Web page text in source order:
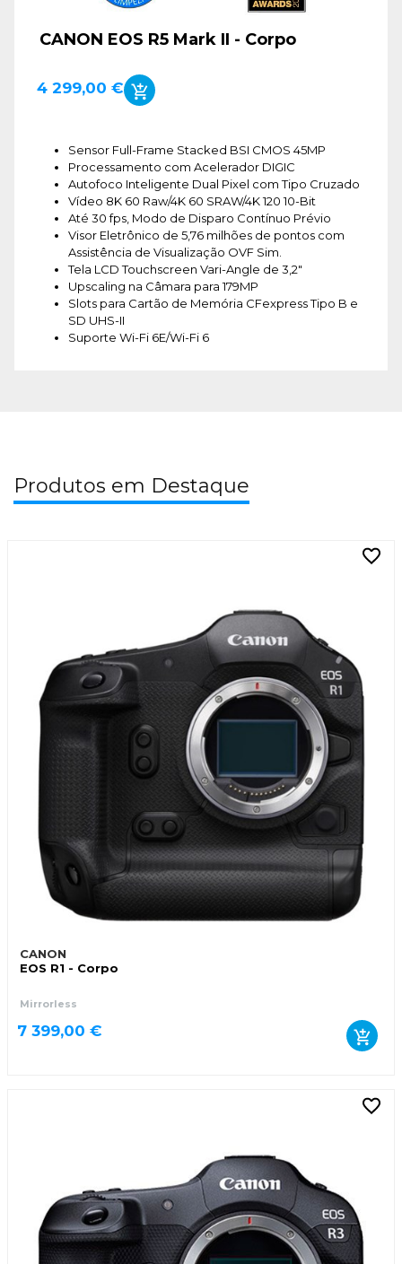
CANON EOS R5 Mark II - Corpo
4 299,00 €
Sensor Full-Frame Stacked BSI CMOS 45MP
Processamento com Acelerador DIGIC
Autofoco Inteligente Dual Pixel com Tipo Cruzado
Vídeo 8K 60 Raw/4K 60 SRAW/4K 120 10-Bit
Até 30 fps, Modo de Disparo Contínuo Prévio
Visor Eletrônico de 5,76 milhões de pontos com
Assistência de Visualização OVF Sim.
Tela LCD Touchscreen Vari-Angle de 3,2"
Upscaling na Câmara para 179MP
Slots para Cartão de Memória CFexpress Tipo B e
SD UHS-II
Suporte Wi-Fi 6E/Wi-Fi 6
Produtos em Destaque
CANON
EOS R1 - Corpo
Mirrorless
7 399,00 €